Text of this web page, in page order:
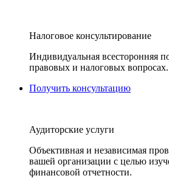
Налоговое консультирование
Индивидуальная всесторонняя
правовых и налоговых вопросах.
Получить консультацию
Аудиторские услуги
Объективная и независимая
вашей организации с целью
финансовой отчетности.